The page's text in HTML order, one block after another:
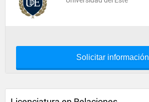
Solicitar información